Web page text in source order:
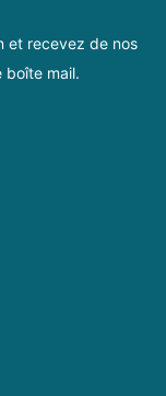
et recevez de nos
boîte mail.
sur
nous sur
nous